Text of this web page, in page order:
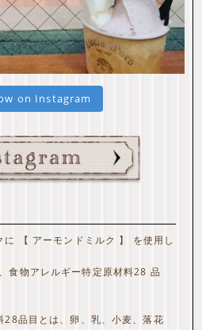
on Instagram
【 アーモンドミルク 】 を使用し
食物アレルギー特定原材料28 品
28品目とは、卵、乳、小麦、落花